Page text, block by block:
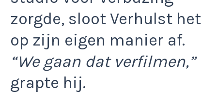
zorgde, sloot Verhulst het
op zijn eigen manier af.
“We gaan dat verfilmen,”
grapte hij.